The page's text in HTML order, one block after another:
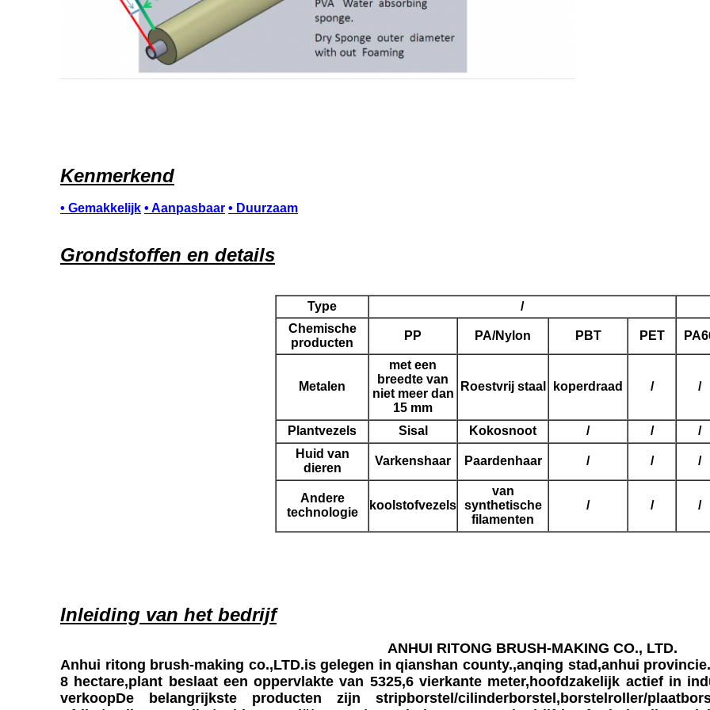
Kenmerkend
• Gemakkelijk • Aanpasbaar • Duurzaam
Grondstoffen en details
Type /
Chemische
producten
PP PA/Nylon PBT PET
Metalen
met een
breedte van
niet meer dan
15 mm
Roestvrij staal koperdraad / /
Plantvezels Sisal Kokosnoot / / /
Huid van
dieren
Varkenshaar Paardenhaar / / /
Andere
technologie
koolstofvezels
van
synthetische
filamenten
/ / /
Inleiding van het bedrijf
ANHUI RITONG BRUSH-MAKING CO., LTD.
Anhui ritong brush-making co.,LTD.is gelegen in qianshan county.,anqing stad,anhui
8 hectare,plant beslaat een oppervlakte van 5325,6 vierkante meter,hoofdzakelijk actief in
verkoopDe belangrijkste producten zijn stripborstel/cilinderborstel,borstelroller/